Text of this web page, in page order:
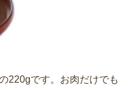
220gです。お肉だけでも